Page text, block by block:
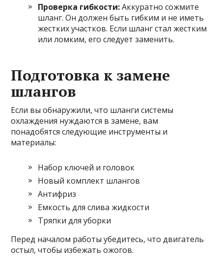
Проверка гибкости:Аккуратно сожмите
шланг. Он должен быть гибким и не иметь
жестких участков. Если шланг стал жестким
или ломким, его следует заменить.
Подготовка к замене
шлангов
Если вы обнаружили, что шланги системы
охлаждения нуждаются в замене, вам
понадобятся следующие инструменты и
материалы:
Набор ключей и головок
Новый комплект шлангов
Антифриз
Емкость для слива жидкости
Тряпки для уборки
Перед началом работы убедитесь, что двигатель
остыл, чтобы избежать ожогов.